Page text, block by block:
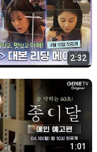
2:32
1:01